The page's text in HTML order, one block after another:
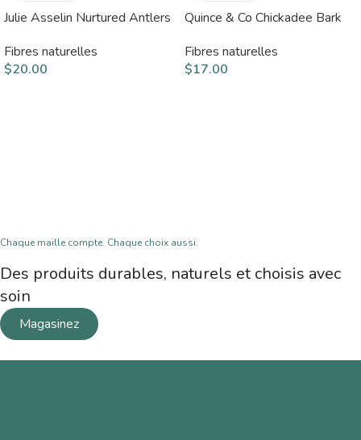
Julie Asselin Nurtured Antlers
Fibres naturelles
$20.00
Quince & Co Chickadee Bark
Fibres naturelles
$17.00
Chaque maille compte. Chaque choix aussi.
Des produits durables, naturels et choisis avec
soin
Magasinez